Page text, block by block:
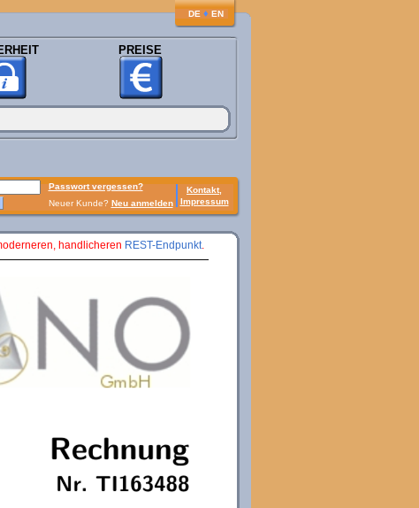
DE ♦ EN
PREISE
Passwort vergessen?
Kontakt,
Impressum
Neuer Kunde? Neu anmelden
handlicheren REST-Endpunkt.